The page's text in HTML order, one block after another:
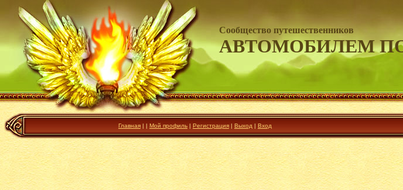
Сообщество путешественников
АВТОМОБИЛЕМ
Главная | | Мой профиль | Регистрация | Выход | Вход